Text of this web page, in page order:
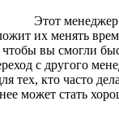
Этот менеджер
их менять
вы смогли
с другого
кто часто
может стать